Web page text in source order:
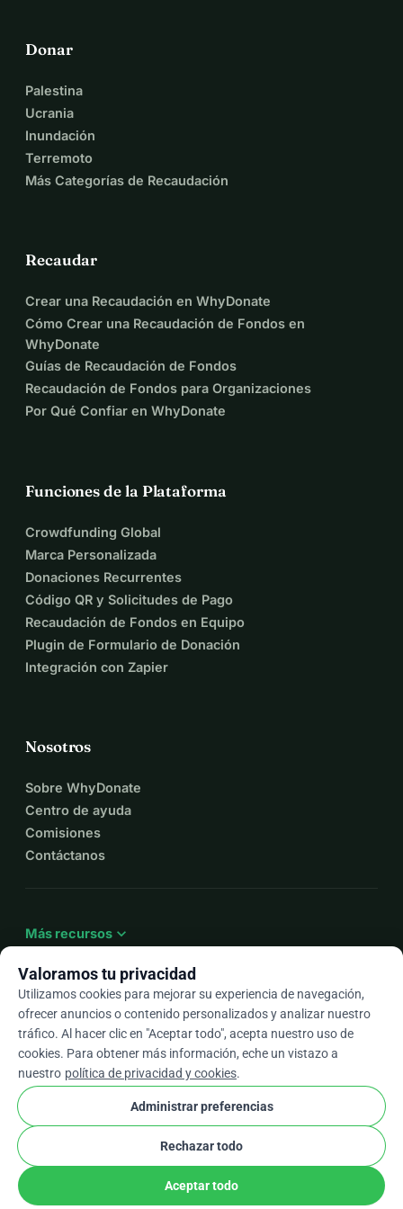
Donar
Palestina
Ucrania
Inundación
Terremoto
Más Categorías de Recaudación
Recaudar
Crear una Recaudación en WhyDonate
Cómo Crear una Recaudación de Fondos en
WhyDonate
Guías de Recaudación de Fondos
Recaudación de Fondos para Organizaciones
Por Qué Confiar en WhyDonate
Funciones de la Plataforma
Crowdfunding Global
Marca Personalizada
Donaciones Recurrentes
Código QR y Solicitudes de Pago
Recaudación de Fondos en Equipo
Plugin de Formulario de Donación
Integración con Zapier
Nosotros
Sobre WhyDonate
Centro de ayuda
Comisiones
Contáctanos
Más recursos expand_more
Esarrow_drop_down
★★★★★4,9 / 5 según más de 500 reseñas
WhyDonate
Privacidad y cookies
Términos y condiciones
stripe check Socio Verificado
Valoramos tu privacidad
Utilizamos cookies para mejorar su experiencia de navegación,
ofrecer anuncios o contenido personalizados y analizar nuestro
tráfico. Al hacer clic en "Aceptar todo", acepta nuestro uso de
cookies. Para obtener más información, eche un vistazo a
nuestro política de privacidad y cookies.
Administrar preferencias
Rechazar todo
Aceptar todo